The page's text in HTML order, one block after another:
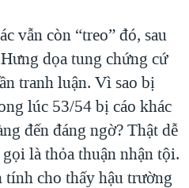
vẫn còn “treo” đó, sau
dọa tung chứng cứ
tranh luận. Vì sao bị
lúc 53/54 bị cáo khác
đến đáng ngờ? Thật dễ
là thỏa thuận nhận tội.
cho thấy hậu trường